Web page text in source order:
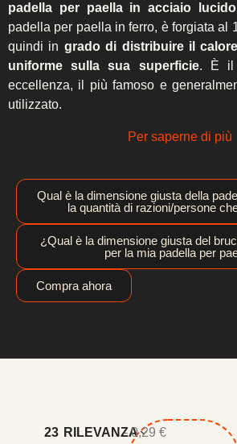
padella per paella in acciaio lucido
padella per paella in ferro, è forgiata al
quindi in grado di distribuire il
uniforme sulla sua superficie. È il
eccellenza, il più famoso e
utilizzato.
Per saperne di più
Qual è la dimensione giusta della
la quantità di razioni/persone
¿Qual è la dimensione giusta del
per la mia padella per
Compra ahora
23 RILEVANZA- 0,29 €